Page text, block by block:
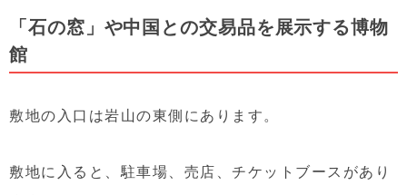
「石の窓」や中国との交易品を展示する博物
館
敷地の入口は岩山の東側にあります。
敷地に入ると、駐車場、売店、チケットブースがあり